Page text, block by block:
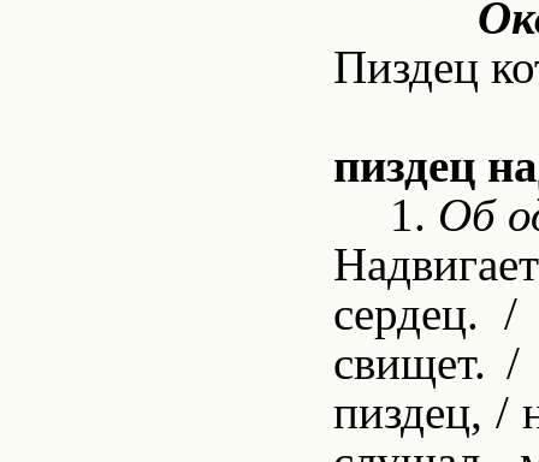
Пиздец
пиздец
1. Об
сердец.
свищет.
пиздец, /